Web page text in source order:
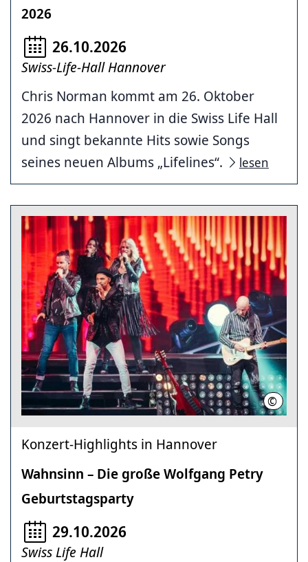
2026
26.10.2026
Swiss-Life-Hall Hannover
Chris Norman kommt am 26. Oktober
2026 nach Hannover in die Swiss Life Hall
und singt bekannte Hits sowie Songs
seines neuen Albums „Lifelines“.
lesen
© Holger
Konzert-Highlights in Hannover
Wahnsinn – Die große Wolfgang Petry
Geburtstagsparty
29.10.2026
Swiss Life Hall